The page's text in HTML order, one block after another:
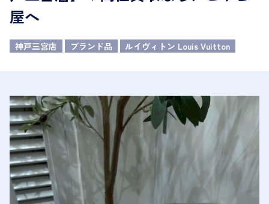
屋へ
神戸三宮店 ブランド品 ルイヴィトン Louis Vuitton